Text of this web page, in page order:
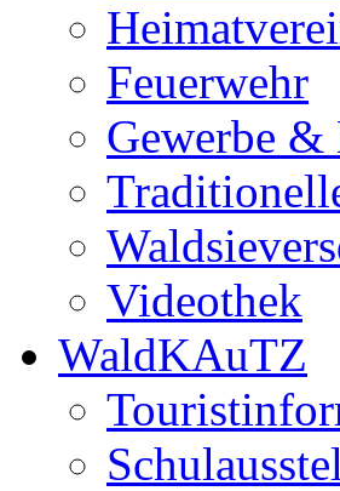
Feuerwehr
Gewerbe &
Videothek
WaldKAuTZ